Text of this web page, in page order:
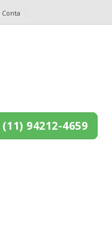
Conta
94212-4659